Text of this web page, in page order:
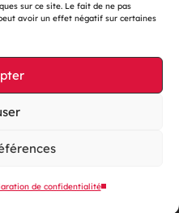
sur ce site. Le fait de ne pas
avoir un effet négatif sur certaines
de confidentialité
conforme
conçu
site